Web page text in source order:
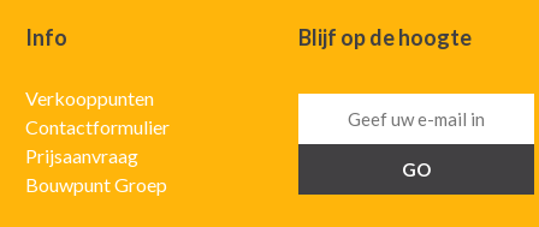
Info
Verkooppunten
Contactformulier
Prijsaanvraag
Bouwpunt Groep
Blijf op de hoogte